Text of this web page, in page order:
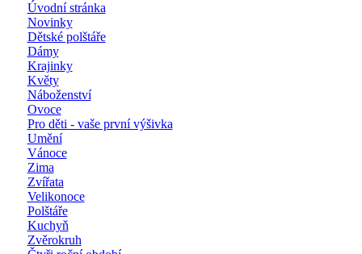
Úvodní stránka
Novinky
Dětské polštáře
Dámy
Krajinky
Květy
Náboženství
Ovoce
Pro děti - vaše první výšivka
Umění
Vánoce
Zima
Zvířata
Velikonoce
Polštáře
Kuchyň
Zvěrokruh